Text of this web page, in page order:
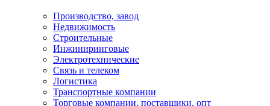
Производство, завод
Недвижимость
Строительные
Инжиниринговые
Электротехнические
Связь и телеком
Логистика
Транспортные компании
Торговые компании, поставщики, опт